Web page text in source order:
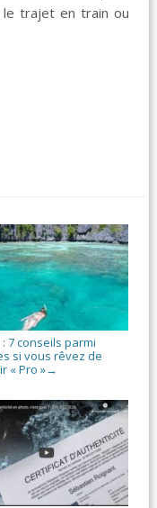
trajet en train ou
7 conseils parmi
si vous rêvez de
« Pro »→